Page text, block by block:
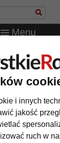
i innych
jakość
ruch w
Menu
partout
z papieru
1,3 mm